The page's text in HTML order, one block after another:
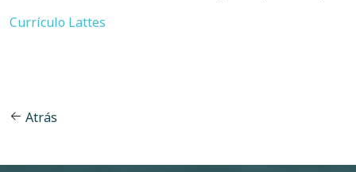
Currículo Lattes
Atrás